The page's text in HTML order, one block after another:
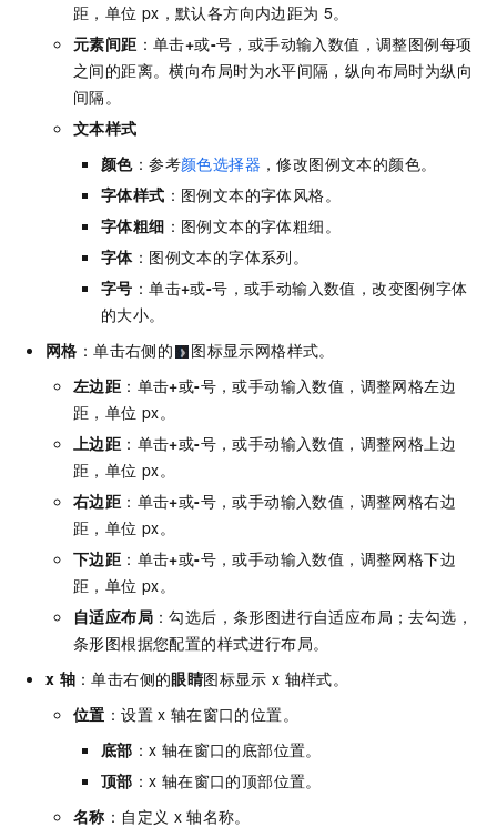
距，单位 px，默认各方向内边距为 5。
元素间距 ：单击+或-号，或手动输入数值，调整图例每项
之间的距离。横向布局时为水平间隔，纵向布局时为纵向
间隔。
文本样式
颜色：参考颜色选择器 ，修改图例文本的颜色。
字体样式 ：图例文本的字体风格。
字体粗细 ：图例文本的字体粗细。
字体：图例文本的字体系列。
字号 ：单击+或-号，或手动输入数值，改变图例字体
的大小。
网格 ：单击右侧的
图标显示网格样式。
左边距 ：单击+或-号，或手动输入数值，调整网格左边
距，单位 px。
上边距 ：单击+或-号，或手动输入数值，调整网格上边
距，单位 px。
右边距 ：单击+或-号，或手动输入数值，调整网格右边
距，单位 px。
下边距 ：单击+或-号，或手动输入数值，调整网格下边
距，单位 px。
自适应布局 ：勾选后，条形图进行自适应布局；去勾选，
条形图根据您配置的样式进行布局。
x 轴 ：单击右侧的眼睛图标显示 x 轴样式。
位置 ：设置 x 轴在窗口的位置。
底部 ：x 轴在窗口的底部位置。
顶部 ：x 轴在窗口的顶部位置。
名称 ：自定义 x 轴名称。